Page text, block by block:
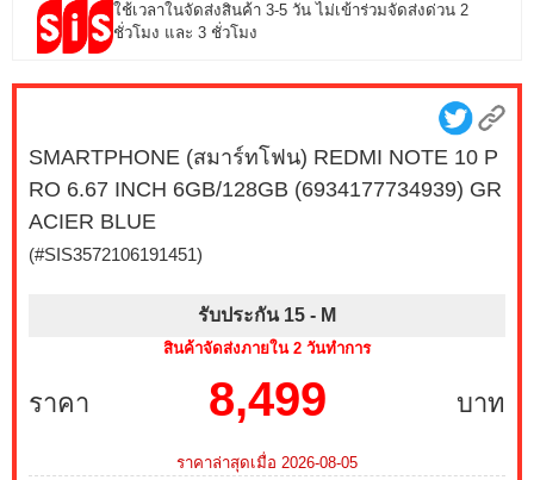
ใช้เวลาในจัดส่งสินค้า 3-5 วัน ไม่เข้าร่วมจัดส่งด่วน 2
ชั่วโมง และ 3 ชั่วโมง
SMARTPHONE (สมาร์ทโฟน) REDMI NOTE 10 P
RO 6.67 INCH 6GB/128GB (6934177734939) GR
ACIER BLUE
(#SIS3572106191451)
รับประกัน 15 - M
สินค้าจัดส่งภายใน 2 วันทำการ
ราคา บาท
8,499
ราคาล่าสุดเมื่อ 2026-08-05